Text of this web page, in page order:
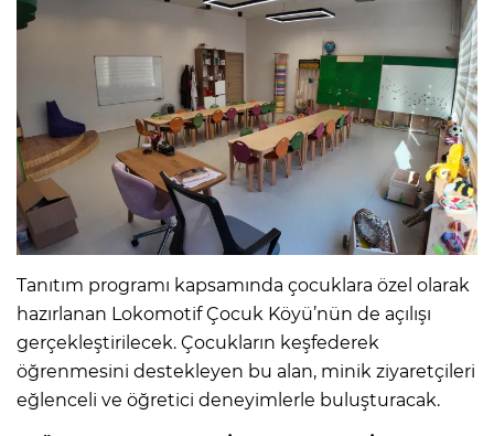
Tanıtım programı kapsamında çocuklara özel olarak
hazırlanan Lokomotif Çocuk Köyü’nün de açılışı
gerçekleştirilecek. Çocukların keşfederek
öğrenmesini destekleyen bu alan, minik ziyaretçileri
eğlenceli ve öğretici deneyimlerle buluşturacak.